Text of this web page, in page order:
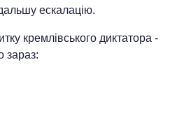
ескалацію.
кремлівського диктатора -
зараз: